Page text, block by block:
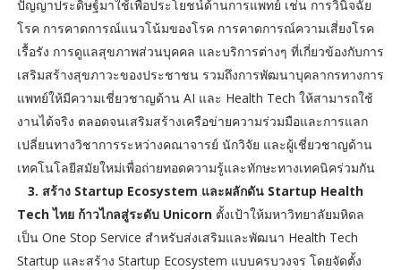
ปัญญาประดิษฐ์มาใช้เพื่อประโยชน์ด้านการแพทย์ เช่น การวินิจฉัย
โรค การคาดการณ์แนวโน้มของโรค การคาดการณ์ความเสี่ยงโรค
เรื้อรัง การดูแลสุขภาพส่วนบุคคล และบริการต่างๆ ที่เกี่ยวข้องกับการ
เสริมสร้างสุขภาวะของประชาชน รวมถึงการพัฒนาบุคลากรทางการ
แพทย์ให้มีความเชี่ยวชาญด้าน AI และ Health Tech ให้สามารถใช้
งานได้จริง ตลอดจนเสริมสร้างเครือข่ายความร่วมมือและการแลก
เปลี่ยนทางวิชาการระหว่างคณาจารย์ นักวิจัย และผู้เชี่ยวชาญด้าน
เทคโนโลยีสมัยใหม่เพื่อถ่ายทอดความรู้และทักษะทางเทคนิคร่วมกัน
3. สร้าง Startup Ecosystem และผลักดัน Startup Health
Tech ไทย ก้าวไกลสู่ระดับ Unicornตั้งเป้าให้มหาวิทยาลัยมหิดล
เป็น One Stop Service สำหรับส่งเสริมและพัฒนา Health Tech
Startup และสร้าง Startup Ecosystem แบบครบวงจร โดยจัดตั้ง